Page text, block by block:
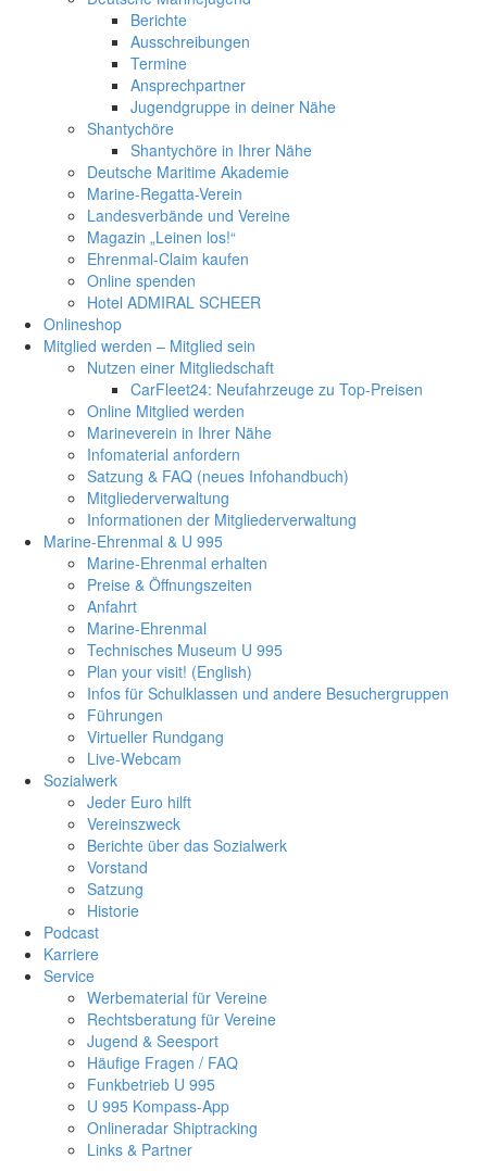
Berichte
Ausschreibungen
Termine
Ansprechpartner
Jugendgruppe in deiner Nähe
Shantychöre
Shantychöre in Ihrer Nähe
Deutsche Maritime Akademie
Marine-Regatta-Verein
Landesverbände und Vereine
Magazin „Leinen los!“
Ehrenmal-Claim kaufen
Online spenden
Hotel ADMIRAL SCHEER
Onlineshop
Mitglied werden – Mitglied sein
Nutzen einer Mitgliedschaft
CarFleet24: Neufahrzeuge zu Top-Preisen
Online Mitglied werden
Marineverein in Ihrer Nähe
Infomaterial anfordern
Satzung & FAQ (neues Infohandbuch)
Mitgliederverwaltung
Informationen der Mitgliederverwaltung
Marine-Ehrenmal & U 995
Marine-Ehrenmal erhalten
Preise & Öffnungszeiten
Anfahrt
Marine-Ehrenmal
Technisches Museum U 995
Plan your visit! (English)
Infos für Schulklassen und andere Besuchergruppen
Führungen
Virtueller Rundgang
Live-Webcam
Sozialwerk
Jeder Euro hilft
Vereinszweck
Berichte über das Sozialwerk
Vorstand
Satzung
Historie
Podcast
Karriere
Service
Werbematerial für Vereine
Rechtsberatung für Vereine
Jugend & Seesport
Häufige Fragen / FAQ
Funkbetrieb U 995
U 995 Kompass-App
Onlineradar Shiptracking
Links & Partner